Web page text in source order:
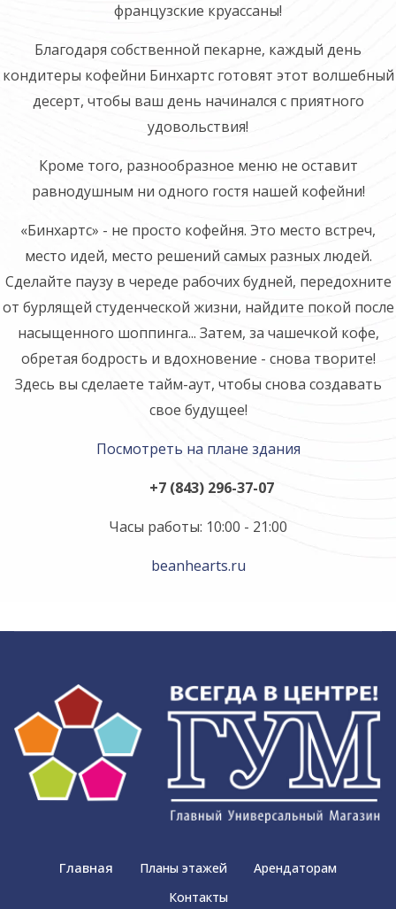
французские круассаны!
Благодаря собственной пекарне, каждый день
кондитеры кофейни Бинхартс готовят этот волшебный
десерт, чтобы ваш день начинался с приятного
удовольствия!
Кроме того, разнообразное меню не оставит
равнодушным ни одного гостя нашей кофейни!
«Бинхартс» - не просто кофейня. Это место встреч,
место идей, место решений самых разных людей.
Сделайте паузу в череде рабочих будней, передохните
от бурлящей студенческой жизни, найдите покой после
насыщенного шоппинга... Затем, за чашечкой кофе,
обретая бодрость и вдохновение - снова творите!
Здесь вы сделаете тайм-аут, чтобы снова создавать
свое будущее!
Посмотреть на плане здания
+7 (843) 296-37-07
Часы работы: 10:00 - 21:00
beanhearts.ru
Главная Планы этажей
Арендаторам
Контакты